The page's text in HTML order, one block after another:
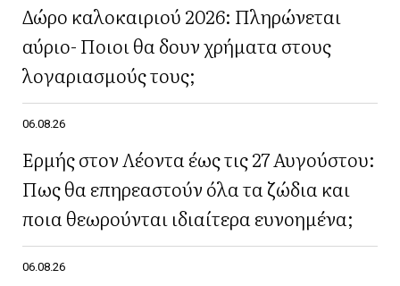
Δώρο καλοκαιριού 2026: Πληρώνεται
αύριο- Ποιοι θα δουν χρήματα στους
λογαριασμούς τους;
06.08.26
Ερμής στον Λέοντα έως τις 27 Αυγούστου:
Πως θα επηρεαστούν όλα τα ζώδια και
ποια θεωρούνται ιδιαίτερα ευνοημένα;
06.08.26